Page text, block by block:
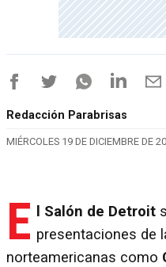
Redacción Parabrisas
MIÉRCOLES 19 DE DICIEMBRE DE
E l Salón de Detroit
presentaciones de
norteamericanas como